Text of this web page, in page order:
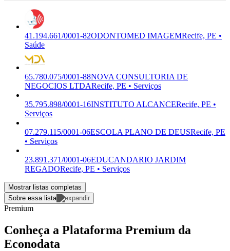
41.194.661/0001-82ODONTOMED IMAGEMRecife, PE •
Saúde
65.780.075/0001-88NOVA CONSULTORIA DE
NEGOCIOS LTDARecife, PE • Serviços
35.795.898/0001-16INSTITUTO ALCANCERecife, PE •
Serviços
07.279.115/0001-06ESCOLA PLANO DE DEUSRecife, PE
• Serviços
23.891.371/0001-06EDUCANDARIO JARDIM
REGADORecife, PE • Serviços
Mostrar listas completas
Sobre essa lista
Premium
Conheça a Plataforma Premium da
Econodata